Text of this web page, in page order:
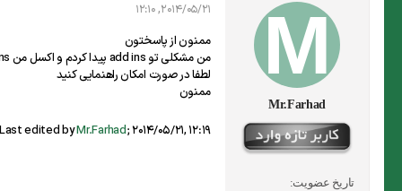
Mr.Farhad
تاریخ عضویت:
2014/05/21, 12:10
ممنون از پاسختون
من مشکلی تو add ins پیدا کردم و اکسل من ins ورودی من رو بعد از یکبار بستن و باز کردن نمیشناسه
لطفا در صورت امکان راهنمایی کنید
ممنون
edited byMr.Farhad;2014/05/21, 12:19